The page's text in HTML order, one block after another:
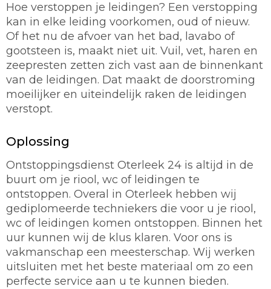
Hoe verstoppen je leidingen? Een verstopping
kan in elke leiding voorkomen, oud of nieuw.
Of het nu de afvoer van het bad, lavabo of
gootsteen is, maakt niet uit. Vuil, vet, haren en
zeepresten zetten zich vast aan de binnenkant
van de leidingen. Dat maakt de doorstroming
moeilijker en uiteindelijk raken de leidingen
verstopt.
Oplossing
Ontstoppingsdienst Oterleek 24 is altijd in de
buurt om je riool, wc of leidingen te
ontstoppen. Overal in Oterleek hebben wij
gediplomeerde techniekers die voor u je riool,
wc of leidingen komen ontstoppen. Binnen het
uur kunnen wij de klus klaren. Voor ons is
vakmanschap een meesterschap. Wij werken
uitsluiten met het beste materiaal om zo een
perfecte service aan u te kunnen bieden.